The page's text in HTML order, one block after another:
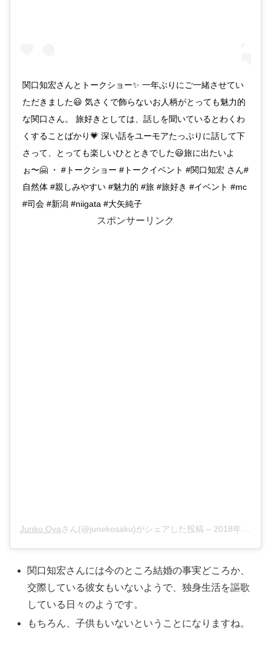
関口知宏さんとトークショー✨ 一年ぶりにご一緒させてい
ただきました😃 気さくで飾らないお人柄がとっても魅力的
な関口さん。 旅好きとしては、話しを聞いているとわくわ
くすることばかり💗 深い話をユーモアたっぷりに話して下
さって、とっても楽しいひとときでした😃旅に出たいよ
ぉ〜🤗 ・ #トークショー #トークイベント #関口知宏 さん#
自然体 #親しみやすい #魅力的 #旅 #旅好き #イベント #mc
#司会 #新潟 #niigata #大矢純子
スポンサーリンク
Junko Oyaさん(@junekosaku)がシェアした投稿 – 2018年 8月月27日午前6時04分PDT
関口知宏さんには今のところ結婚の事実どころか、
交際している彼女もいないようで、独身生活を謳歌
している日々のようです。
もちろん、子供もいないということになりますね。